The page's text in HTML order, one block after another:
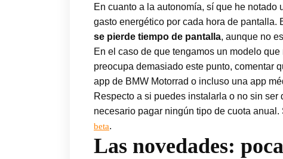
En cuanto a la autonomía, sí que he
gasto energético por cada hora de pantalla.
se pierde tiempo de pantalla, aunque no
En el caso de que tengamos un modelo
preocupa demasiado este punto, comentar
app de BMW Motorrad o incluso una app
Respecto a si puedes instalarla o no sin
necesario pagar ningún tipo de cuota
beta.
Las novedades: